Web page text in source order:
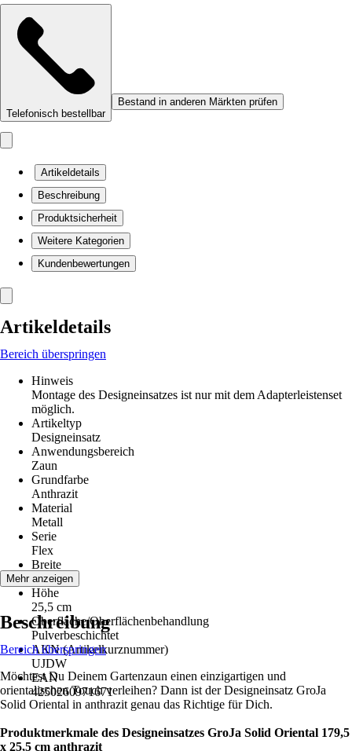
Telefonisch bestellbar
Bestand in anderen Märkten prüfen
Artikeldetails
Beschreibung
Produktsicherheit
Weitere Kategorien
Kundenbewertungen
Artikeldetails
Bereich überspringen
Hinweis
Montage des Designeinsatzes ist nur mit dem Adapterleistenset
möglich.
Artikeltyp
Designeinsatz
Anwendungsbereich
Zaun
Grundfarbe
Anthrazit
Material
Metall
Serie
Flex
Breite
179,5 cm
Höhe
25,5 cm
Oberfläche/Oberflächenbehandlung
Pulverbeschichtet
AKN (Artikelkurznummer)
UJDW
EAN
4250260971671
Mehr anzeigen
Beschreibung
Bereich überspringen
Möchtest Du Deinem Gartenzaun einen einzigartigen und
orientalischen Touch verleihen? Dann ist der Designeinsatz GroJa
Solid Oriental in anthrazit genau das Richtige für Dich.
Produktmerkmale des Designeinsatzes GroJa Solid Oriental 179,5
x 25,5 cm anthrazit